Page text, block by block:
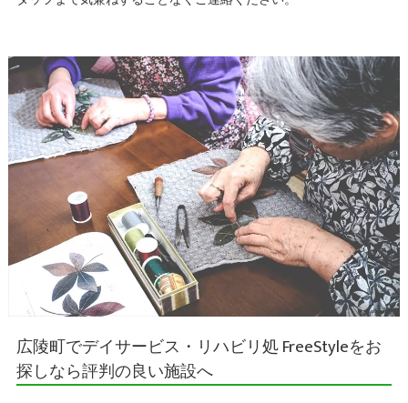
広陵町でデイサービス・リハビリ処 FreeStyleをお
探しなら評判の良い施設へ